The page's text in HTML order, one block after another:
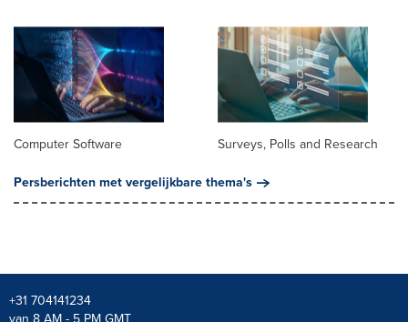
Computer Software
Surveys, Polls and Research
Persberichten met vergelijkbare thema's
+31 704141234